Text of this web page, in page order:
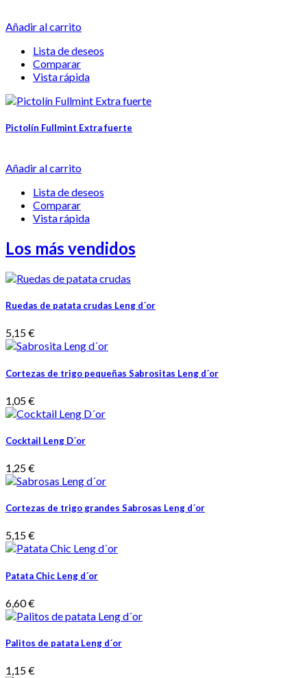
Añadir al carrito
Lista de deseos
Comparar
Vista rápida
Pictolín Fullmint Extra fuerte
Añadir al carrito
Lista de deseos
Comparar
Vista rápida
Los más vendidos
Ruedas de patata crudas Leng d´or
5,15 €
Cortezas de trigo pequeñas Sabrositas Leng d´or
1,05 €
Cocktail Leng D´or
1,25 €
Cortezas de trigo grandes Sabrosas Leng d´or
5,15 €
Patata Chic Leng d´or
6,60 €
Palitos de patata Leng d´or
1,15 €